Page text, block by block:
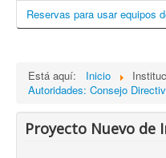
Reservas para usar equipos
Está aquí: Inicio
Autoridades: Consejo
Proyecto Nuevo